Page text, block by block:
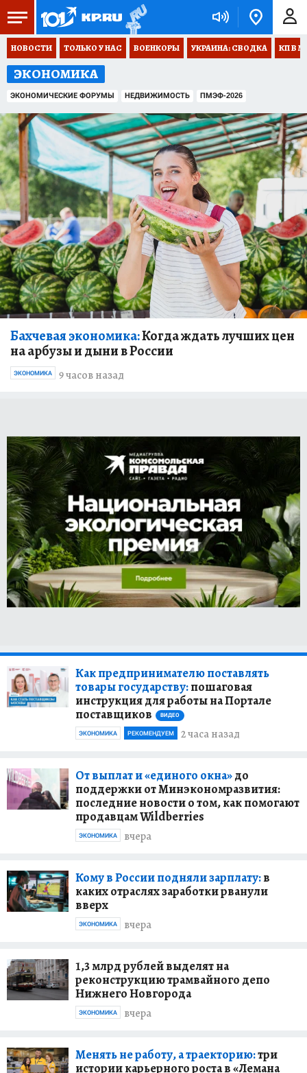
НОВОСТИ ТОЛЬКО У НАС ВОЕНКОРЫ УКРАИНА: СВОДКА КП В
ЭКОНОМИКА
ЭКОНОМИЧЕСКИЕ ФОРУМЫ НЕДВИЖИМОСТЬ ПМЭФ-2026
Бахчевая экономика:Когда ждать лучших цен
на арбузы и дыни в России
9 часов назад
ЭКОНОМИКА
Как предпринимателю поставлять
товары государству:пошаговая
инструкция для работы на Портале
поставщиков
ВИДЕО
2 часа назад
ЭКОНОМИКА РЕКОМЕНДУЕМ
От выплат и «единого окна»до
поддержки от Минэкономразвития:
последние новости о том, как помогают
продавцам Wildberries
вчера
ЭКОНОМИКА
Кому в России подняли зарплату:в
каких отраслях заработки рванули
вверх
вчера
ЭКОНОМИКА
1,3 млрд рублей выделят на
реконструкцию трамвайного депо
Нижнего Новгорода
вчера
ЭКОНОМИКА
Менять не работу, а траекторию:три
истории карьерного роста в «Лемана